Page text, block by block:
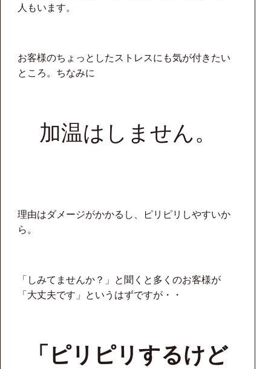
人もいます。
お客様のちょっとしたストレスにも気が付きたい
ところ。ちなみに
加温はしません。
理由はダメージがかかるし、ピリピリしやすいか
ら。
「しみてませんか？」と聞くと多くのお客様が
「大丈夫です」というはずですが・・
「ピリピリするけど